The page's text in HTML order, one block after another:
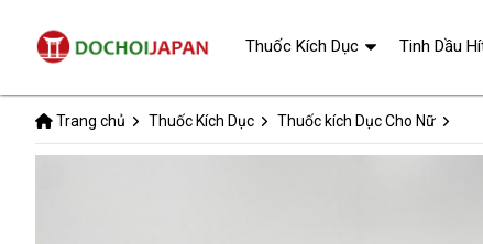
Trang chủ Thuốc Kích Dục Thuốc kích Dục Cho Nữ
Thuốc Kích Dục Tinh Dầu